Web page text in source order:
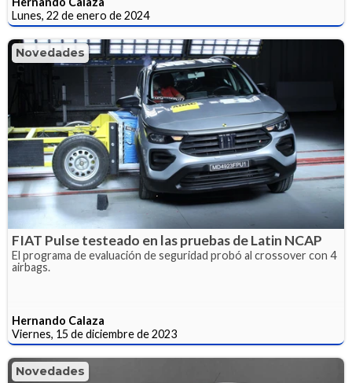
Lunes, 22 de enero de 2024
Novedades
FIAT Pulse testeado en las pruebas de Latin NCAP
El programa de evaluación de seguridad probó al crossover con 4
airbags.
Hernando Calaza
Viernes, 15 de diciembre de 2023
Novedades